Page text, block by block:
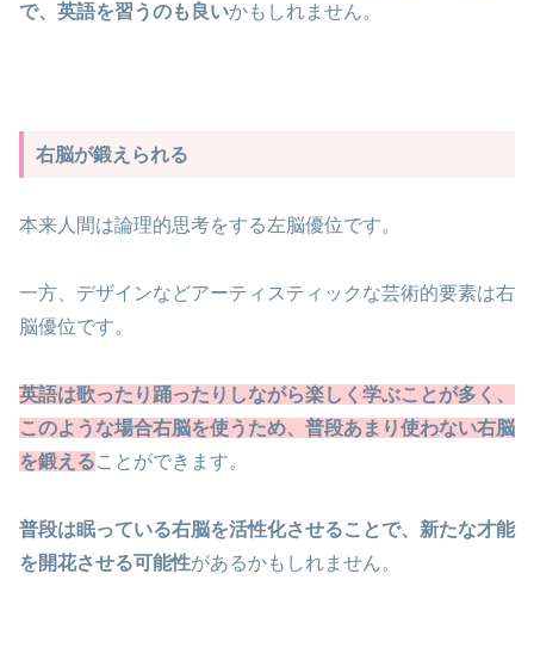
で、英語を習うのも良いかもしれません。
右脳が鍛えられる
本来人間は論理的思考をする左脳優位です。
一方、デザインなどアーティスティックな芸術的要素は右
脳優位です。
英語は歌ったり踊ったりしながら楽しく学ぶことが多く、
このような場合右脳を使うため、普段あまり使わない右脳
を鍛えることができます。
普段は眠っている右脳を活性化させることで、新たな才能
を開花させる可能性があるかもしれません。